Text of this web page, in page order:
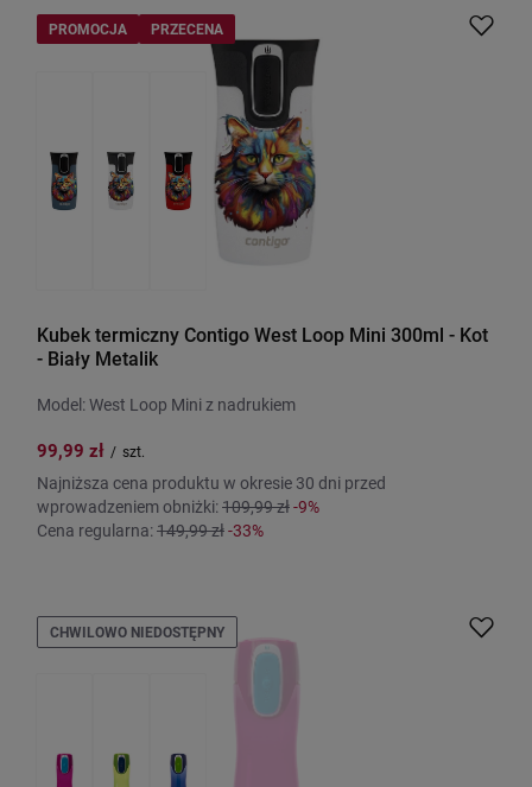
PROMOCJA PRZECENA
Kubek termiczny Contigo West Loop Mini 300ml - Kot
- Biały Metalik
Model: West Loop Mini z nadrukiem
99,99 zł / szt.
Najniższa cena produktu w okresie 30 dni przed
wprowadzeniem obniżki:109,99 zł-9%
Cena regularna:149,99 zł-33%
CHWILOWO NIEDOSTĘPNY